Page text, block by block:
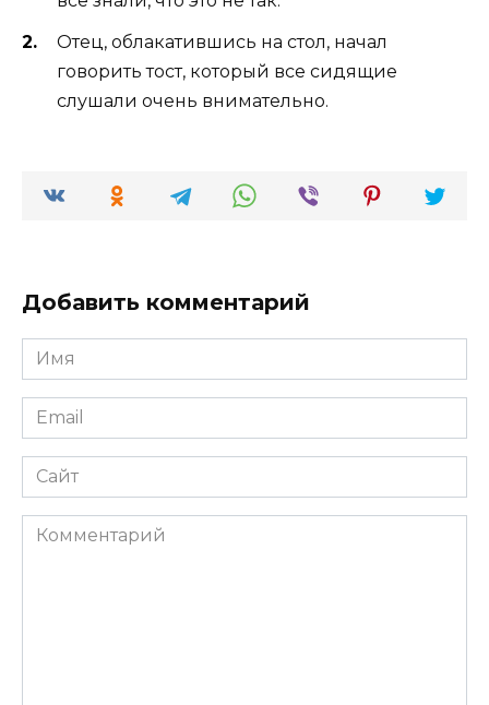
Отец, облакатившись на стол, начал
говорить тост, который все сидящие
слушали очень внимательно.
Добавить комментарий
Имя
*
Email
*
Сайт
Комментарий